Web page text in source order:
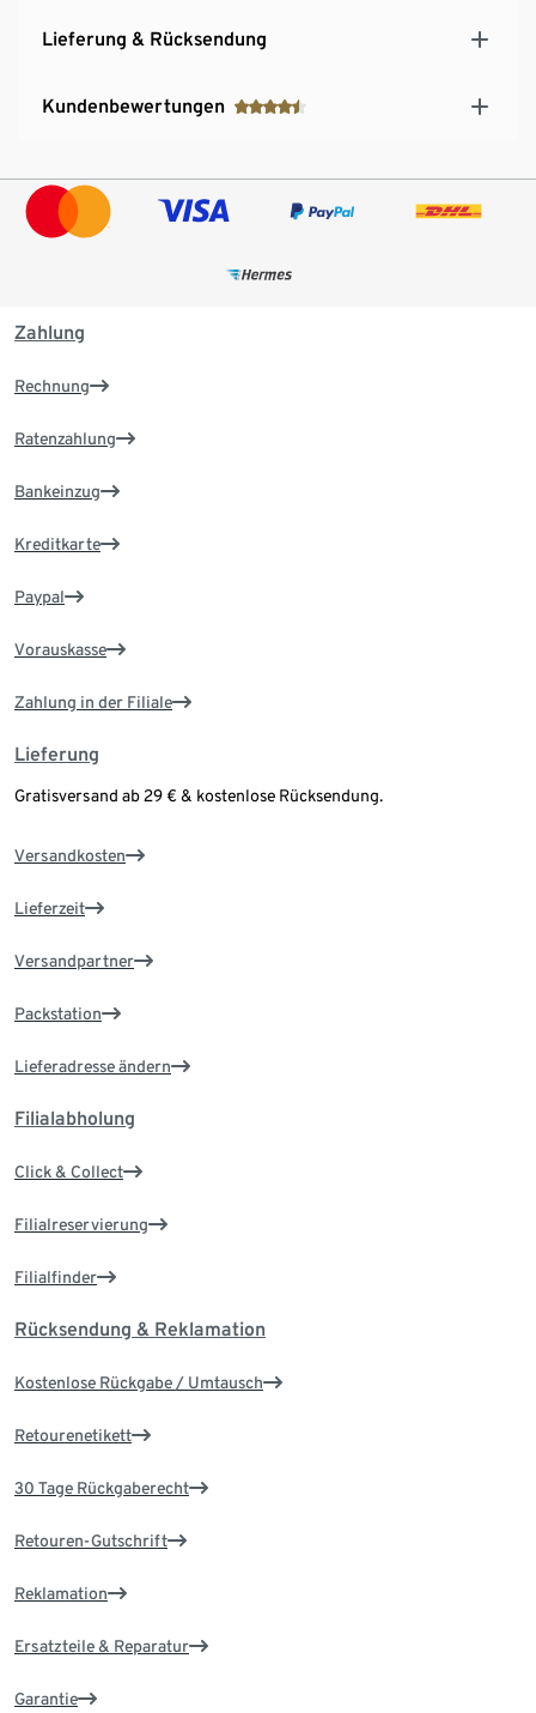
Lieferung & Rücksendung
Kundenbewertungen
Zahlung
Rechnung
Ratenzahlung
Bankeinzug
Kreditkarte
Paypal
Vorauskasse
Zahlung in der Filiale
Lieferung
Gratisversand ab 29 € & kostenlose Rücksendung.
Versandkosten
Lieferzeit
Versandpartner
Packstation
Lieferadresse ändern
Filialabholung
Click & Collect
Filialreservierung
Filialfinder
Rücksendung & Reklamation
Kostenlose Rückgabe / Umtausch
Retourenetikett
30 Tage Rückgaberecht
Retouren-Gutschrift
Reklamation
Ersatzteile & Reparatur
Garantie